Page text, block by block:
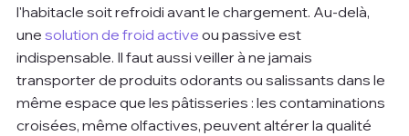
l'habitacle soit refroidi avant le chargement. Au-delà,
une solution de froid active ou passive est
indispensable. Il faut aussi veiller à ne jamais
transporter de produits odorants ou salissants dans le
même espace que les pâtisseries : les contaminations
croisées, même olfactives, peuvent altérer la qualité